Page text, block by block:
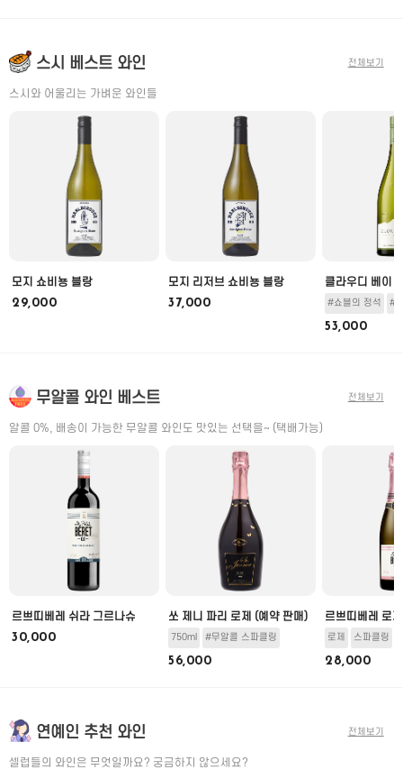
전체보기
스시 베스트 와인
스시와 어울리는 가벼운 와인들
모지 쇼비뇽 블랑
29,000
모지 리저브 쇼비뇽 블랑
37,000
클라우디 베이
#쇼블의 정석
53,000
전체보기
무알콜 와인 베스트
알콜 0%, 배송이 가능한 무알콜 와인도 맛있는 선택을~ (택배가능)
르쁘띠베레 쉬라 그르나슈
30,000
쏘 제니 파리 로제 (예약 판매)
750ml #무알콜 스파클링
56,000
르쁘띠베레 로
로제 스파클링
28,000
전체보기
연예인 추천 와인
셀럽들의 와인은 무엇일까요? 궁금하지 않으세요?